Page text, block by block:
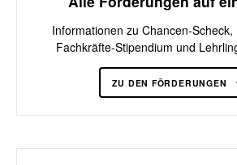
Informationen zu Chancen-Scheck,
Fachkräfte-Stipendium und
ZU DEN FÖRDERUNGEN